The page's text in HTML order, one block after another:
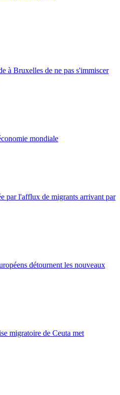
à Bruxelles de ne pas s'immiscer
mondiale
par l'afflux de migrants arrivant par
détournent les nouveaux
migratoire de Ceuta met